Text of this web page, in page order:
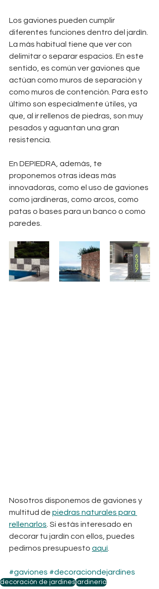
Los gaviones pueden cumplir
diferentes funciones dentro del jardín.
La más habitual tiene que ver con
delimitar o separar espacios. En este
sentido, es común ver gaviones que
actúan como muros de separación y
como muros de contención. Para esto
último son especialmente útiles, ya
que, al ir rellenos de piedras, son muy
pesados y aguantan una gran
resistencia.
En DEPIEDRA, además, te
proponemos otras ideas más
innovadoras, como el uso de gaviones
como jardineras, como arcos, como
patas o bases para un banco o como
paredes.
Nosotros disponemos de gaviones y
multitud de piedras naturales para
rellenarlos . Si estás interesado en
decorar tu jardín con ellos, puedes
pedirnos presupuesto aquí
#gaviones #decoraciondejardines
decoración de jardinesjardinería